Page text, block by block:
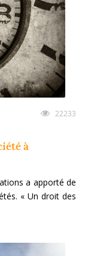
22233
à
a apporté de
« Un droit des